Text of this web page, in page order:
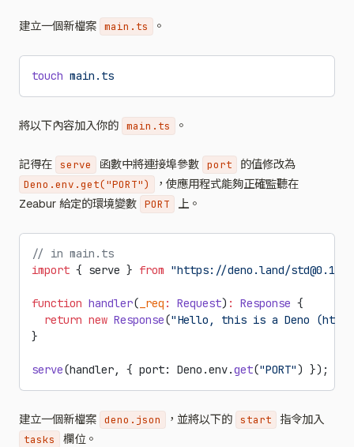
建立一個新檔案 main.ts 。
touch main.ts
將以下內容加入你的 main.ts 。
記得在 serve 函數中將連接埠參數 port 的值修改為
Deno.env.get("PORT")
，使應用程式能夠正確監聽在
Zeabur 給定的環境變數 PORT 上。
// in main.ts
import { serve } from "https://deno.land/
function handler( _req : Request) : Response {
  return
new Response("Hello, this is a Deno
}
serve(handler, { port: Deno.env.get("PORT") });
建立一個新檔案 deno.json ，並將以下的 start 指令加入
tasks 欄位。